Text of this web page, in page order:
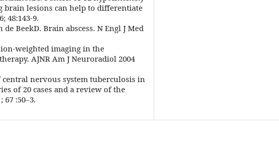
brain lesions can help to differentiate
48:143-9.
BeekD. Brain abscess. N Engl J Med
weighted imaging in the
AJNR Am J Neuroradiol 2004
central nervous system tuberculosis in
of 20 cases and a review of the
67 :50–3.